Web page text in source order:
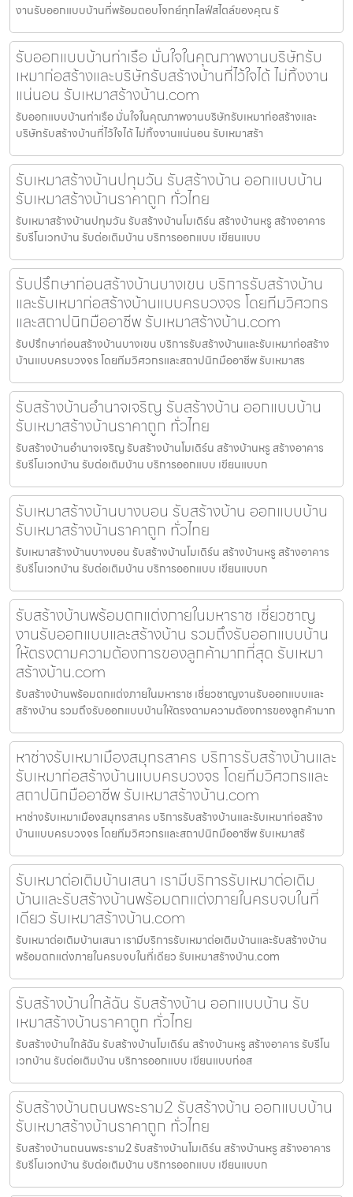
งานรับออกแบบบ้านที่พร้อมตอบโจทย์ทุกไลฟ์สไตล์ของคุณ รั
รับออกแบบบ้านท่าเรือ มั่นใจในคุณภาพงานบริษัทรับ
เหมาก่อสร้างและบริษัทรับสร้างบ้านที่ไว้ใจได้ ไม่ทิ้งงาน
แน่นอน รับเหมาสร้างบ้าน.com
รับออกแบบบ้านท่าเรือ มั่นใจในคุณภาพงานบริษัทรับเหมาก่อสร้างและ
บริษัทรับสร้างบ้านที่ไว้ใจได้ ไม่ทิ้งงานแน่นอน รับเหมาสร้า
รับเหมาสร้างบ้านปทุมวัน รับสร้างบ้าน ออกแบบบ้าน
รับเหมาสร้างบ้านราคาถูก ทั่วไทย
รับเหมาสร้างบ้านปทุมวัน รับสร้างบ้านโมเดิร์น สร้างบ้านหรู สร้างอาคาร
รับรีโนเวทบ้าน รับต่อเติมบ้าน บริการออกแบบ เขียนแบบ
รับปรึกษาก่อนสร้างบ้านบางเขน บริการรับสร้างบ้าน
และรับเหมาก่อสร้างบ้านแบบครบวงจร โดยทีมวิศวกร
และสถาปนิกมืออาชีพ รับเหมาสร้างบ้าน.com
รับปรึกษาก่อนสร้างบ้านบางเขน บริการรับสร้างบ้านและรับเหมาก่อสร้าง
บ้านแบบครบวงจร โดยทีมวิศวกรและสถาปนิกมืออาชีพ รับเหมาสร
รับสร้างบ้านอำนาจเจริญ รับสร้างบ้าน ออกแบบบ้าน
รับเหมาสร้างบ้านราคาถูก ทั่วไทย
รับสร้างบ้านอำนาจเจริญ รับสร้างบ้านโมเดิร์น สร้างบ้านหรู สร้างอาคาร
รับรีโนเวทบ้าน รับต่อเติมบ้าน บริการออกแบบ เขียนแบบก
รับเหมาสร้างบ้านบางบอน รับสร้างบ้าน ออกแบบบ้าน
รับเหมาสร้างบ้านราคาถูก ทั่วไทย
รับเหมาสร้างบ้านบางบอน รับสร้างบ้านโมเดิร์น สร้างบ้านหรู สร้างอาคาร
รับรีโนเวทบ้าน รับต่อเติมบ้าน บริการออกแบบ เขียนแบบก
รับสร้างบ้านพร้อมตกแต่งภายในมหาราช เชี่ยวชาญ
งานรับออกแบบและสร้างบ้าน รวมถึงรับออกแบบบ้าน
ให้ตรงตามความต้องการของลูกค้ามากที่สุด รับเหมา
สร้างบ้าน.com
รับสร้างบ้านพร้อมตกแต่งภายในมหาราช เชี่ยวชาญงานรับออกแบบและ
สร้างบ้าน รวมถึงรับออกแบบบ้านให้ตรงตามความต้องการของลูกค้ามาก
หาช่างรับเหมาเมืองสมุทรสาคร บริการรับสร้างบ้านและ
รับเหมาก่อสร้างบ้านแบบครบวงจร โดยทีมวิศวกรและ
สถาปนิกมืออาชีพ รับเหมาสร้างบ้าน.com
หาช่างรับเหมาเมืองสมุทรสาคร บริการรับสร้างบ้านและรับเหมาก่อสร้าง
บ้านแบบครบวงจร โดยทีมวิศวกรและสถาปนิกมืออาชีพ รับเหมาสร้
รับเหมาต่อเติมบ้านเสนา เรามีบริการรับเหมาต่อเติม
บ้านและรับสร้างบ้านพร้อมตกแต่งภายในครบจบในที่
เดียว รับเหมาสร้างบ้าน.com
รับเหมาต่อเติมบ้านเสนา เรามีบริการรับเหมาต่อเติมบ้านและรับสร้างบ้าน
พร้อมตกแต่งภายในครบจบในที่เดียว รับเหมาสร้างบ้าน.com
รับสร้างบ้านใกล้ฉัน รับสร้างบ้าน ออกแบบบ้าน รับ
เหมาสร้างบ้านราคาถูก ทั่วไทย
รับสร้างบ้านใกล้ฉัน รับสร้างบ้านโมเดิร์น สร้างบ้านหรู สร้างอาคาร รับรีโน
เวทบ้าน รับต่อเติมบ้าน บริการออกแบบ เขียนแบบก่อส
รับสร้างบ้านถนนพระราม2 รับสร้างบ้าน ออกแบบบ้าน
รับเหมาสร้างบ้านราคาถูก ทั่วไทย
รับสร้างบ้านถนนพระราม2 รับสร้างบ้านโมเดิร์น สร้างบ้านหรู สร้างอาคาร
รับรีโนเวทบ้าน รับต่อเติมบ้าน บริการออกแบบ เขียนแบบก